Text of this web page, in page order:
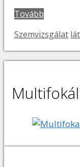
Tovább
Kategória
Szemvizsgálat